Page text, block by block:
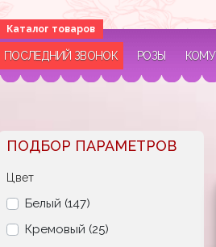
ПОСЛЕДНИЙ ЗВОНОК РОЗЫ КОМУ
ПОДБОР ПАРАМЕТРОВ
Цвет
Белый (147)
Кремовый (25)